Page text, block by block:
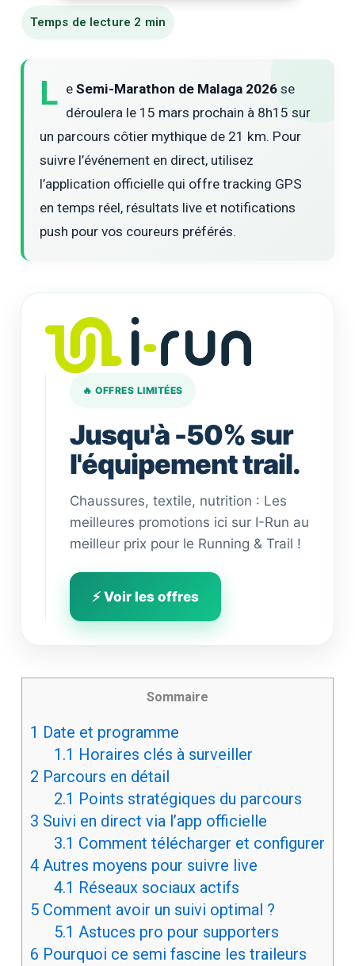
L eSemi-Marathon de Malaga 2026 se
déroulera le 15 mars prochain à 8h15 sur
un parcours côtier mythique de 21 km. Pour
suivre l’événement en direct, utilisez
l’application officielle qui offre tracking GPS
en temps réel, résultats live et notifications
push pour vos coureurs préférés.
🔥 OFFRES LIMITÉES
Jusqu'à -50% sur
l'équipement trail.
Chaussures, textile, nutrition : Les
meilleures promotions ici sur I-Run au
meilleur prix pour le Running & Trail !
⚡ Voir les offres
Sommaire
1 Date et programme
1.1 Horaires clés à surveiller
2 Parcours en détail
2.1 Points stratégiques du parcours
3 Suivi en direct via l’app officielle
3.1 Comment télécharger et configurer
4 Autres moyens pour suivre live
4.1 Réseaux sociaux actifs
5 Comment avoir un suivi optimal ?
5.1 Astuces pro pour supporters
6 Pourquoi ce semi fascine les traileurs